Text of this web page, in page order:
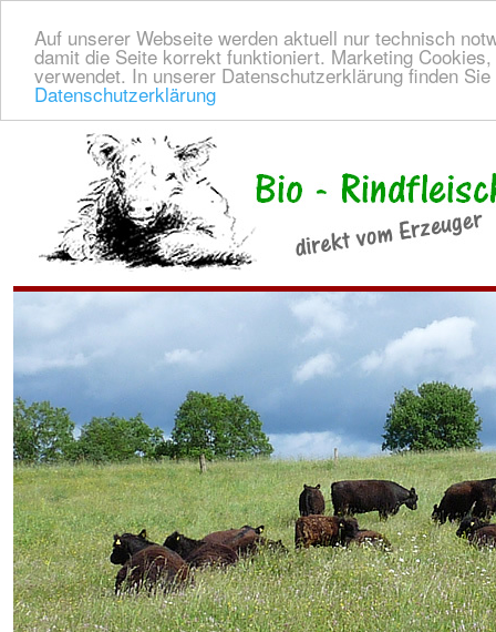
Auf unserer Webseite werden aktuell nur technisch
damit die Seite korrekt funktioniert. Marketing
verwendet. In unserer Datenschutzerklärung finden
Datenschutzerklärung